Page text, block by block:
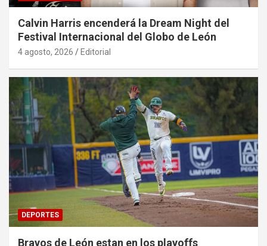
Calvin Harris encenderá la Dream Night del
Festival Internacional del Globo de León
4 agosto, 2026 Editorial
DEPORTES
Bravos de León estan en los playoffs